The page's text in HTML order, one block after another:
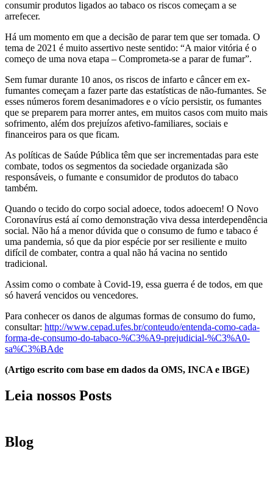
consumir produtos ligados ao tabaco os riscos começam a se
arrefecer.
Há um momento em que a decisão de parar tem que ser tomada. O
tema de 2021 é muito assertivo neste sentido: “A maior vitória é o
começo de uma nova etapa – Comprometa-se a parar de fumar”.
Sem fumar durante 10 anos, os riscos de infarto e câncer em ex-
fumantes começam a fazer parte das estatísticas de não-fumantes. Se
esses números forem desanimadores e o vício persistir, os fumantes
que se preparem para morrer antes, em muitos casos com muito mais
sofrimento, além dos prejuízos afetivo-familiares, sociais e
financeiros para os que ficam.
As políticas de Saúde Pública têm que ser incrementadas para este
combate, todos os segmentos da sociedade organizada são
responsáveis, o fumante e consumidor de produtos do tabaco
também.
Quando o tecido do corpo social adoece, todos adoecem! O Novo
Coronavírus está aí como demonstração viva dessa interdependência
social. Não há a menor dúvida que o consumo de fumo e tabaco é
uma pandemia, só que da pior espécie por ser resiliente e muito
difícil de combater, contra a qual não há vacina no sentido
tradicional.
Assim como o combate à Covid-19, essa guerra é de todos, em que
só haverá vencidos ou vencedores.
Para conhecer os danos de algumas formas de consumo do fumo,
consultar: http://www.cepad.ufes.br/conteudo/entenda-como-cada-
forma-de-consumo-do-tabaco-%C3%A9-prejudicial-%C3%A0-
sa%C3%BAde
(Artigo escrito com base em dados da OMS, INCA e IBGE)
Leia nossos Posts
Blog